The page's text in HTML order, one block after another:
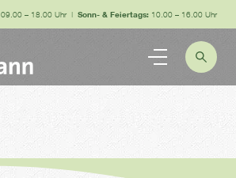
09.00 – 18.00 Uhr | Sonn- & Feiertags: 10.00 – 16.00 Uhr